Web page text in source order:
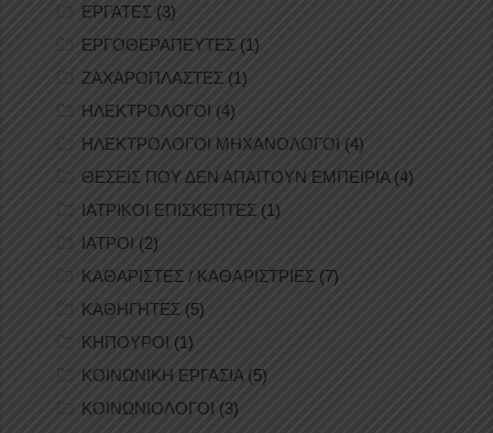
ΕΡΓΑΤΕΣ (3)
ΕΡΓΟΘΕΡΑΠΕΥΤΕΣ (1)
ΖΑΧΑΡΟΠΛΑΣΤΕΣ (1)
ΗΛΕΚΤΡΟΛΟΓΟΙ (4)
ΗΛΕΚΤΡΟΛΟΓΟΙ ΜΗΧΑΝΟΛΟΓΟΙ (4)
ΘΕΣΕΙΣ ΠΟΥ ΔΕΝ ΑΠΑΙΤΟΥΝ ΕΜΠΕΙΡΙΑ(4)
ΙΑΤΡΙΚΟΙ ΕΠΙΣΚΕΠΤΕΣ (1)
ΙΑΤΡΟΙ (2)
ΚΑΘΑΡΙΣΤΕΣ / ΚΑΘΑΡΙΣΤΡΙΕΣ (7)
ΚΑΘΗΓΗΤΕΣ (5)
ΚΗΠΟΥΡΟΙ (1)
ΚΟΙΝΩΝΙΚΗ ΕΡΓΑΣΙΑ (5)
ΚΟΙΝΩΝΙΟΛΟΓΟΙ (3)